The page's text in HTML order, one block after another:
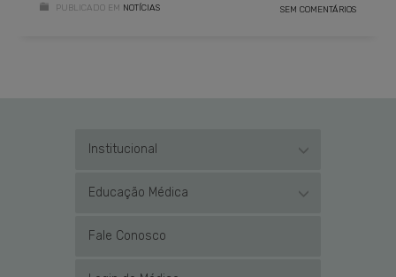
PUBLICADO EM NOTÍCIAS SEM COMENTÁRIOS
Institucional
Educação Médica
Fale Conosco